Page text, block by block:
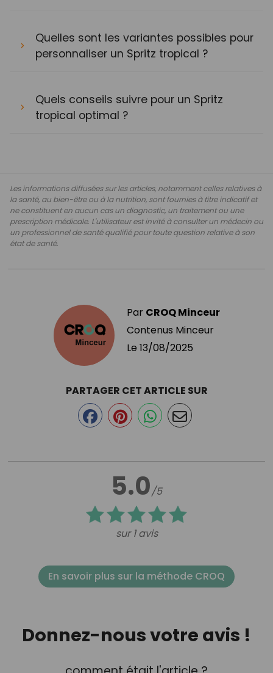
Quelles sont les variantes possibles pour
personnaliser un Spritz tropical ?
Quels conseils suivre pour un Spritz
tropical optimal ?
Les informations diffusées sur les articles, notamment celles relatives à
la santé, au bien-être ou à la nutrition, sont fournies à titre indicatif et
ne constituent en aucun cas un diagnostic, un traitement ou une
prescription médicale. L'utilisateur est invité à consulter un médecin ou
un professionnel de santé qualifié pour toute question relative à son
état de santé.
Par CROQ Minceur
Contenus Minceur
Le 13/08/2025
5.0/5
sur 1 avis
PARTAGER CET ARTICLE SUR
En savoir plus sur la méthode CROQ
Donnez-nous votre avis !